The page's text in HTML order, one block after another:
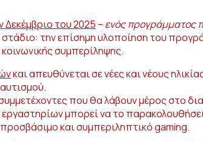
Δεκέμβριο του 2025 – ενός προγράμματος
την επίσημη υλοποίηση του
συμπερίληψης.
και απευθύνεται σε νέες και νέους
που θα λάβουν μέρος στο
μπορεί να το παρακολουθήσει
και συμπεριληπτικό gaming.